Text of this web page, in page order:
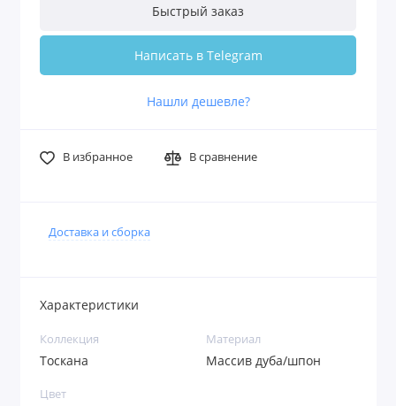
Быстрый заказ
Написать в Telegram
Нашли дешевле?
В избранное В сравнение
Доставка и сборка
Характеристики
Коллекция
Тоскана
Материал
Массив дуба/шпон
Цвет